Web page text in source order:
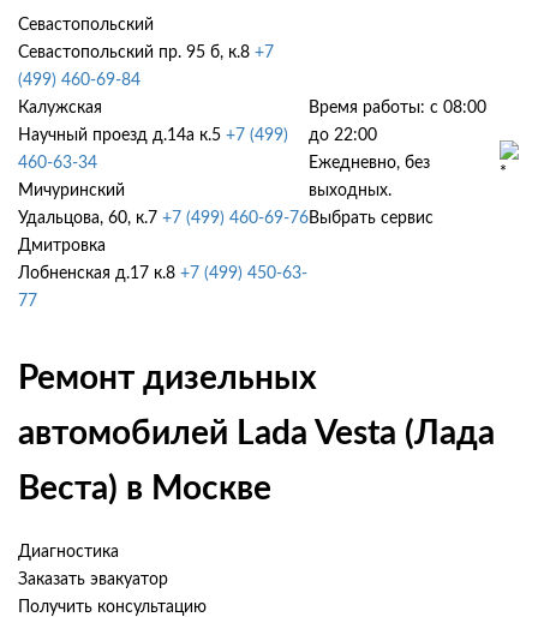
Севастопольский
Севастопольский пр. 95 б, к.8 +7
(499) 460-69-84
Калужская
Научный проезд д.14а к.5 +7 (499)
460-63-34
Мичуринский
Удальцова, 60, к.7 +7 (499) 460-69-76
Дмитровка
Лобненская д.17 к.8 +7 (499) 450-63-
77
Время работы: с 08:00
до 22:00
Ежедневно, без
выходных.
Выбрать сервис
Ремонт дизельных
автомобилей Lada Vesta (Лада
Веста) в Москве
Диагностика
Заказать эвакуатор
Получить консультацию